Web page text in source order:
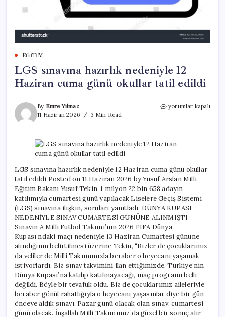
EĞITIM
LGS sınavına hazırlık nedeniyle 12
Haziran cuma günü okullar tatil edildi
By Emre Yılmaz
11 Haziran 2026
3 Min Read
LGS
Haziran
günü
okullar
tatil
edildi
için
yorumlar kapalı
LGS sınavına hazırlık nedeniyle 12 Haziran cuma günü okullar
tatil edildi Posted on 11 Haziran 2026 by Yusuf Arslan Milli
Eğitim Bakanı Yusuf Tekin, 1 milyon 22 bin 658 adayın
katılımıyla cumartesi günü yapılacak Liselere Geçiş Sistemi
(LGS) sınavına ilişkin, soruları yanıtladı. DÜNYA KUPASI
NEDENİYLE SINAV CUMARTESİ GÜNÜNE ALINMIŞTI
Sınavın A Milli Futbol Takımı’nın 2026 FIFA Dünya
Kupası’ndaki maçı nedeniyle 13 Haziran Cumartesi gününe
alındığının belirtilmesi üzerine Tekin, “Bizler de çocuklarımız
da veliler de Milli Takımımızla beraber o heyecanı yaşamak
istiyorlardı. Biz sınav takvimini ilan ettiğimizde, Türkiye’nin
Dünya Kupası’na katılıp katılmayacağı, maç programı belli
değildi. Böyle bir tevafuk oldu. Biz de çocuklarımız aileleriyle
beraber gönül rahatlığıyla o heyecanı yaşasınlar diye bir gün
önceye aldık sınavı. Pazar günü olacak olan sınav, cumartesi
günü olacak. İnşallah Milli Takımımız da güzel bir sonuç alır,